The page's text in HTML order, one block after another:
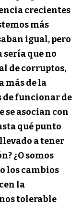
crecientes
más
igual, pero
que no
de corruptos,
más de la
de funcionar de
asocian con
qué punto
a tener
¿O somos
los cambios
la
tolerable